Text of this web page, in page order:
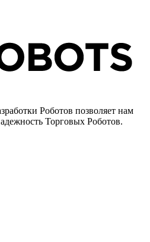
Роботов позволяет нам
Торговых Роботов.